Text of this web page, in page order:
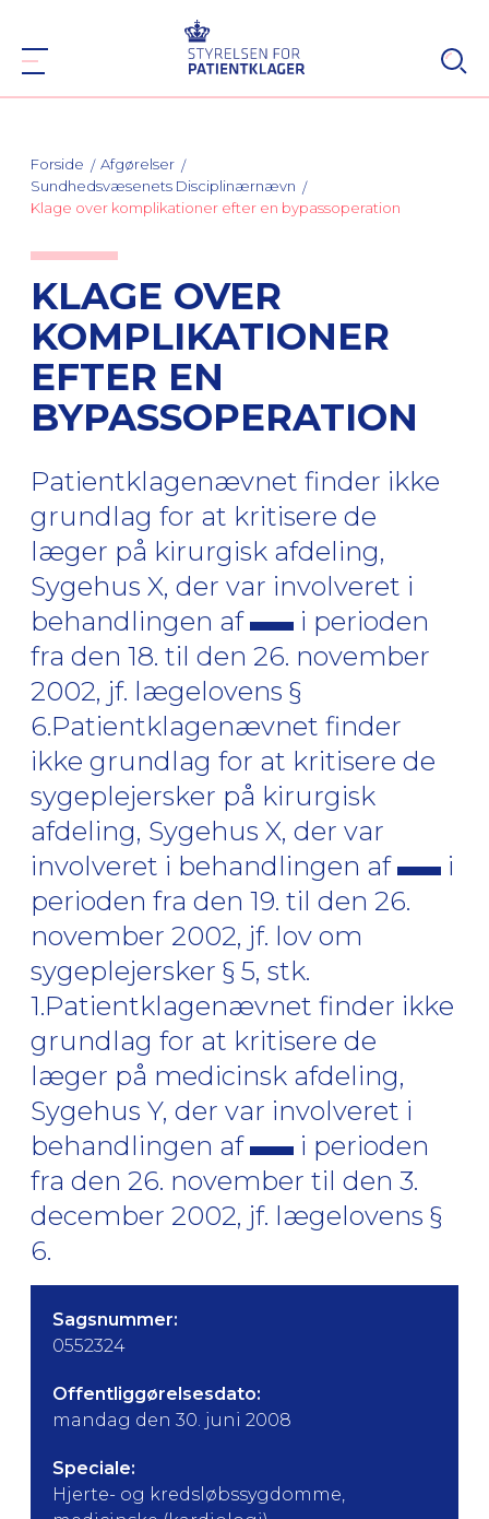
Forside
Afgørelser
Sundhedsvæsenets Disciplinærnævn
Klage over komplikationer efter en bypassoperation
KLAGE OVER
KOMPLIKATIONER
EFTER EN
BYPASSOPERATION
Patientklagenævnet finder ikke
grundlag for at kritisere de
læger på kirurgisk afdeling,
Sygehus X, der var involveret i
behandlingen af
i perioden
fra den 18. til den 26. november
2002, jf. lægelovens §
6.Patientklagenævnet finder
ikke grundlag for at kritisere de
sygeplejersker på kirurgisk
afdeling, Sygehus X, der var
involveret i behandlingen af
i
perioden fra den 19. til den 26.
november 2002, jf. lov om
sygeplejersker § 5, stk.
1.Patientklagenævnet finder ikke
grundlag for at kritisere de
læger på medicinsk afdeling,
Sygehus Y, der var involveret i
behandlingen af
i perioden
fra den 26. november til den 3.
december 2002, jf. lægelovens §
6.
Sagsnummer:
0552324
Offentliggørelsesdato:
mandag den 30. juni 2008
Speciale:
Hjerte- og kredsløbssygdomme,